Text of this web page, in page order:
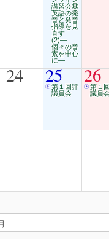
講習会⑧
英語の発
音と発音
指導を見
直す
(2)―
個々の音
素を中心
に―
24 25
第１回評
議員会
26
第１
議員